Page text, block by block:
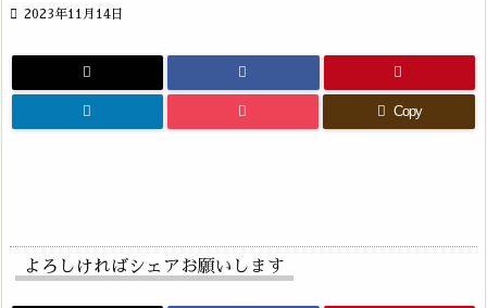
 2023年11月14日
Copy
よろしければシェアお願いします